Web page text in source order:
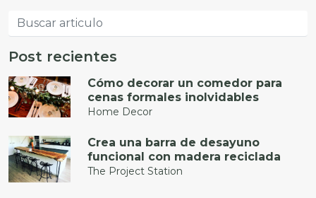
Post recientes
Cómo decorar un comedor para
cenas formales inolvidables
Home Decor
Crea una barra de desayuno
funcional con madera reciclada
The Project Station